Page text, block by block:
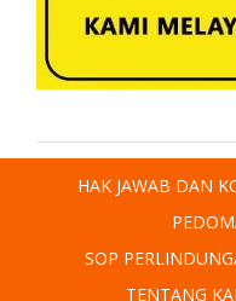
HAK JAWAB DAN
SOP
TENTANG